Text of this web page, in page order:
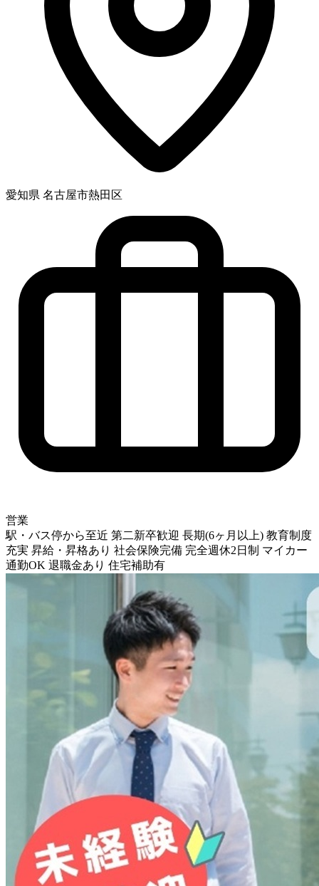
愛知県 名古屋市熱田区
営業
駅・バス停から至近 第二新卒歓迎 長期(6ヶ月以上) 教育制度
充実 昇給・昇格あり 社会保険完備 完全週休2日制 マイカー
通勤OK 退職金あり 住宅補助有